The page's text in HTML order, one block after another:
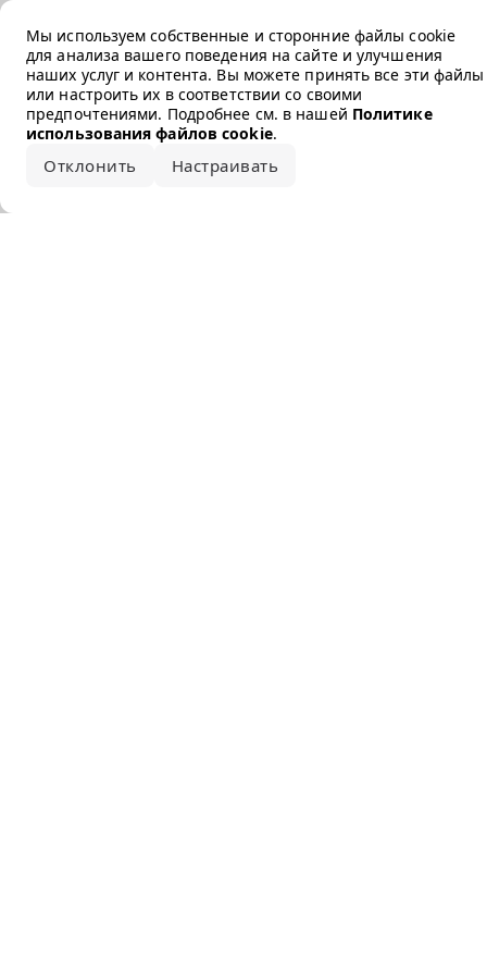
Мы используем собственные и сторонние файлы cookie
для анализа вашего поведения на сайте и улучшения
наших услуг и контента. Вы можете принять все эти файлы
или настроить их в соответствии со своими
предпочтениями. Подробнее см. в нашей Политике
использования файлов cookie.
Отклонить Настраивать
Error loading the brand